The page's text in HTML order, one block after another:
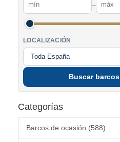
–
LOCALIZACIÓN
Buscar barcos
Categorías
Barcos de ocasión (588)